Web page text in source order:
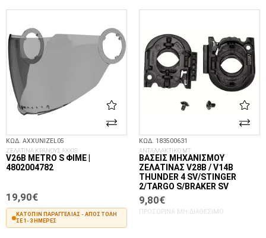
ΚΩΔ. AXXUNIZEL05
ΖΕΛΑΤΙΝΑ ΚΡΑΝΟΥΣ AXXIS
V26B METRO S ΦΙΜΈ |
4802004782
19,90€
ΚΑΤΌΠΙΝ ΠΑΡΑΓΓΕΛΊΑΣ - ΑΠΟΣΤΟΛΉ
ΣΕ 1-3 ΗΜΈΡΕΣ
ΚΩΔ. 183500631
ΑΝΤΑΛΛΑΚΤΙΚΟ MT
ΒΆΣΕΙΣ ΜΗΧΑΝΙΣΜΟΎ
ΖΕΛΑΤΊΝΑΣ V28B / V14B
THUNDER 4 SV/STINGER
2/TARGO S/BRAKER SV
9,80€
ΠΡΟΣΩΡΙΝΆ ΜΗ ΔΙΑΘΈΣΙΜΟ